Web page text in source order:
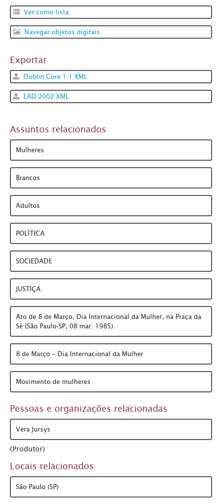
Ver como lista
Navegar objetos digitais
Exportar
Dublin Core 1.1 XML
EAD 2002 XML
Assuntos relacionados
Mulheres
Brancos
Adultos
POLÍTICA
SOCIEDADE
JUSTIÇA
Ato de 8 de Março, Dia Internacional da Mulher, na Praça da
Sé (São Paulo-SP, 08 mar. 1985)
8 de Março – Dia Internacional da Mulher
Movimento de mulheres
Pessoas e organizações relacionadas
Vera Jursys
(Produtor)
Locais relacionados
São Paulo (SP)